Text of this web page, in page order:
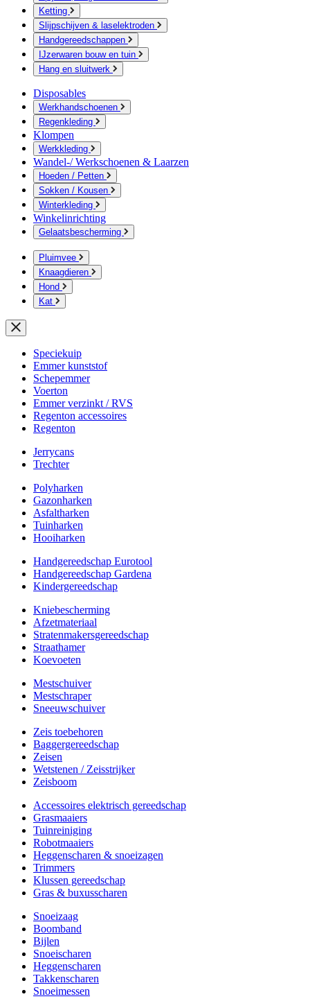
Ketting
Slijpschijven & laselektroden
Handgereedschappen
IJzerwaren bouw en tuin
Hang en sluitwerk
Disposables
Werkhandschoenen
Regenkleding
Klompen
Werkkleding
Wandel-/ Werkschoenen & Laarzen
Hoeden / Petten
Sokken / Kousen
Winterkleding
Winkelinrichting
Gelaatsbescherming
Pluimvee
Knaagdieren
Hond
Kat
Speciekuip
Emmer kunststof
Schepemmer
Voerton
Emmer verzinkt / RVS
Regenton accessoires
Regenton
Jerrycans
Trechter
Polyharken
Gazonharken
Asfaltharken
Tuinharken
Hooiharken
Handgereedschap Eurotool
Handgereedschap Gardena
Kindergereedschap
Kniebescherming
Afzetmateriaal
Stratenmakersgereedschap
Straathamer
Koevoeten
Mestschuiver
Mestschraper
Sneeuwschuiver
Zeis toebehoren
Baggergereedschap
Zeisen
Wetstenen / Zeisstrijker
Zeisboom
Accessoires elektrisch gereedschap
Grasmaaiers
Tuinreiniging
Robotmaaiers
Heggenscharen & snoeizagen
Trimmers
Klussen gereedschap
Gras & buxusscharen
Snoeizaag
Boomband
Bijlen
Snoeischaren
Heggenscharen
Takkenscharen
Snoeimessen